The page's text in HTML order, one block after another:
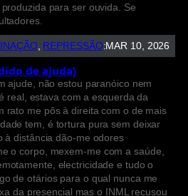
para ser ouvida. Se
, REPRESSÃO:MAR 10, 2026
de ajuda)
ajude, não estou paranóico nem
real, estava com a esquerda da
rato me pôs à direita com o de mais
tem, é tortura pura sem deixar
à distância dão-me odores
o corpo, mexem-me com a saúde,
electricidade e tudo o
de otários para o qual nunca me
da presencial mas o INML recusou